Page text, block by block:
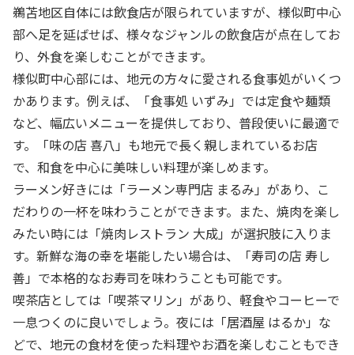
鵜苫地区自体には飲食店が限られていますが、様似町中心
部へ足を延ばせば、様々なジャンルの飲食店が点在してお
り、外食を楽しむことができます。
様似町中心部には、地元の方々に愛される食事処がいくつ
かあります。例えば、「食事処 いずみ」では定食や麺類
など、幅広いメニューを提供しており、普段使いに最適で
す。「味の店 喜八」も地元で長く親しまれているお店
で、和食を中心に美味しい料理が楽しめます。
ラーメン好きには「ラーメン専門店 まるみ」があり、こ
だわりの一杯を味わうことができます。また、焼肉を楽し
みたい時には「焼肉レストラン 大成」が選択肢に入りま
す。新鮮な海の幸を堪能したい場合は、「寿司の店 寿し
善」で本格的なお寿司を味わうことも可能です。
喫茶店としては「喫茶マリン」があり、軽食やコーヒーで
一息つくのに良いでしょう。夜には「居酒屋 はるか」な
どで、地元の食材を使った料理やお酒を楽しむこともでき